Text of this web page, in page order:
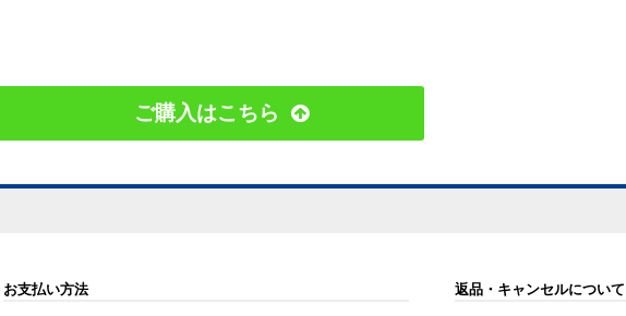
ご購入はこちら
お支払い方法 返品・キャンセルについて